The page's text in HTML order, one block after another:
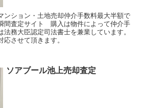
ンション・土地売却仲介手数料最大半額で
間査定サイト 購入は物件によって仲介手
務大臣認定司法書士を兼業しています。
させて頂きます。
ソアブール池上売却査定